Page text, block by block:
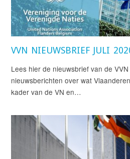
VVN NIEUWSBRIEF JULI
Lees hier de nieuwsbrief van de
nieuwsberichten over wat
kader van de VN en…